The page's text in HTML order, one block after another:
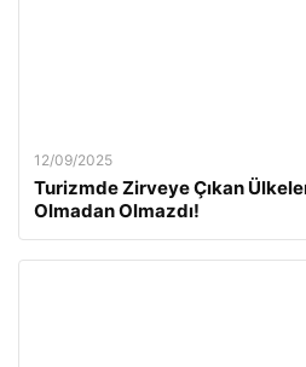
12/09/2025
Turizmde Zirveye Çıkan
Olmadan Olmazdı!